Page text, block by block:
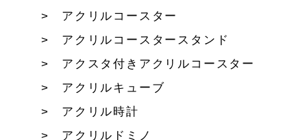
アクリルコースター
アクリルコースタースタンド
アクスタ付きアクリルコースター
アクリルキューブ
アクリル時計
アクリルドミノ